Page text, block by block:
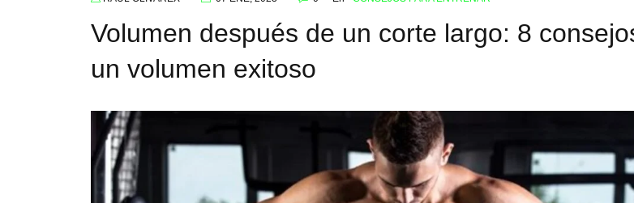
Volumen después de un corte largo: 8
un volumen exitoso